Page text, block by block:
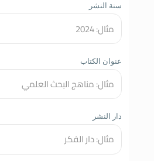
سنة النشر
عنوان الكتاب
دار النشر